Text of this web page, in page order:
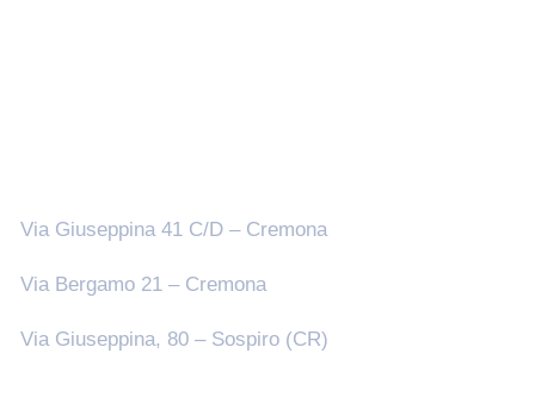
Via Giuseppina 41 C/D – Cremona
Via Bergamo 21 – Cremona
Via Giuseppina, 80 – Sospiro (CR)